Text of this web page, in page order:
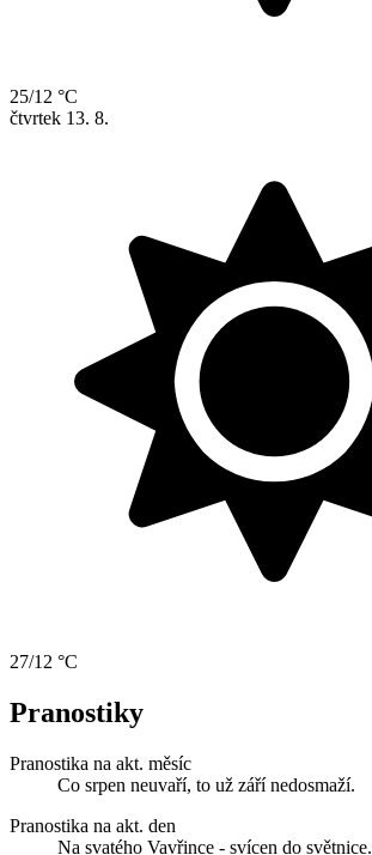
25/12 °C
čtvrtek 13. 8.
27/12 °C
Pranostiky
Pranostika na akt. měsíc
Co srpen neuvaří, to už září nedosmaží.
Pranostika na akt. den
Na svatého Vavřince - svícen do světnice.